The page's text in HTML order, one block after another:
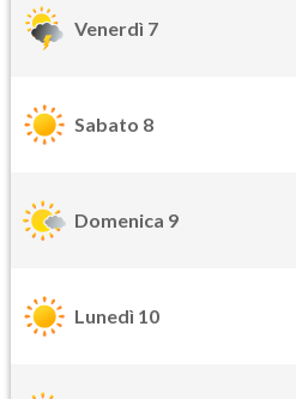
Venerdì 7
Sabato 8
Domenica 9
Lunedì 10